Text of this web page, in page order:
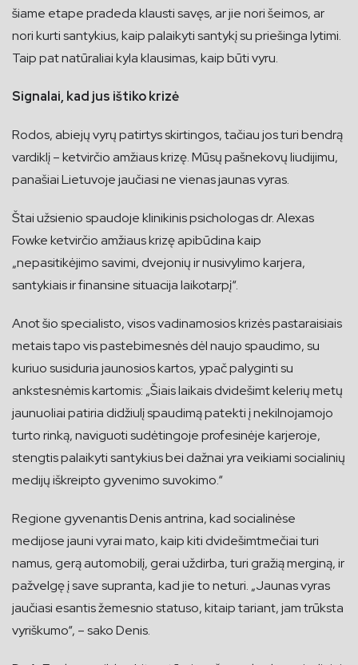
šiame etape pradeda klausti savęs, ar jie nori šeimos, ar
nori kurti santykius, kaip palaikyti santykį su priešinga lytimi.
Taip pat natūraliai kyla klausimas, kaip būti vyru.
Signalai, kad jus ištiko krizė
Rodos, abiejų vyrų patirtys skirtingos, tačiau jos turi bendrą
vardiklį – ketvirčio amžiaus krizę. Mūsų pašnekovų liudijimu,
panašiai Lietuvoje jaučiasi ne vienas jaunas vyras.
Štai užsienio spaudoje klinikinis psichologas dr. Alexas
Fowke ketvirčio amžiaus krizę apibūdina kaip
„nepasitikėjimo savimi, dvejonių ir nusivylimo karjera,
santykiais ir finansine situacija laikotarpį“.
Anot šio specialisto, visos vadinamosios krizės pastaraisiais
metais tapo vis pastebimesnės dėl naujo spaudimo, su
kuriuo susiduria jaunosios kartos, ypač palyginti su
ankstesnėmis kartomis: „Šiais laikais dvidešimt kelerių metų
jaunuoliai patiria didžiulį spaudimą patekti į nekilnojamojo
turto rinką, naviguoti sudėtingoje profesinėje karjeroje,
stengtis palaikyti santykius bei dažnai yra veikiami socialinių
medijų iškreipto gyvenimo suvokimo.“
Regione gyvenantis Denis antrina, kad socialinėse
medijose jauni vyrai mato, kaip kiti dvidešimtmečiai turi
namus, gerą automobilį, gerai uždirba, turi gražią merginą, ir
pažvelgę į save supranta, kad jie to neturi. „Jaunas vyras
jaučiasi esantis žemesnio statuso, kitaip tariant, jam trūksta
vyriškumo“, – sako Denis.